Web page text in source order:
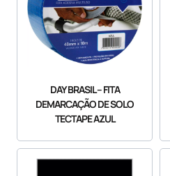
DAY BRASIL – FITA
DEMARCAÇÃO DE SOLO
TECTAPE AZUL